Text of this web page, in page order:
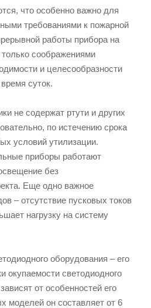
что особенно важно для
требованиями к пожарной
работы прибора на
только соображениями
и целесообразности
суток.
не содержат ртути и других
по истечению срока
условий утилизации.
приборы работают
без
Еще одно важное
– отсутствие пусковых токов
нагрузку на систему
оборудования – его
окупаемости светодиодного
от особенностей его
моделей он составляет от 6